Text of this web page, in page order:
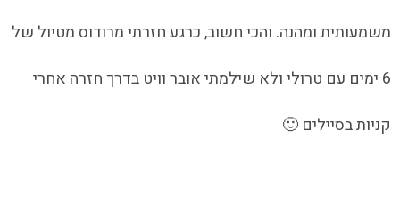
משמעותית ומהנה. והכי חשוב, כרגע חזרתי מרודוס מטיול של
6 ימים עם טרולי ולא שילמתי אובר וויט בדרך חזרה אחרי
קניות בסיילים 🙂